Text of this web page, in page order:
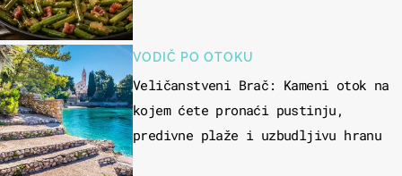
VODIČ PO OTOKU
Veličanstveni Brač: Kameni otok na
kojem ćete pronaći pustinju,
predivne plaže i uzbudljivu hranu